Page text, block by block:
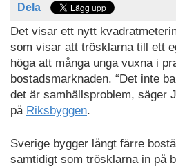
Dela
Det visar ett nytt
som visar att trösklarna till ett
höga att många unga vuxna i
bostadsmarknaden. “Det inte
det är samhällsproblem, säger
på Riksbyggen.
Sverige bygger långt färre
samtidigt som trösklarna in på